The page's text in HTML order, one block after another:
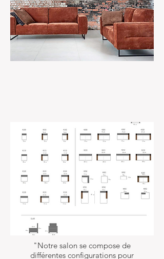
"Notre salon se compose de
différentes configurations pour